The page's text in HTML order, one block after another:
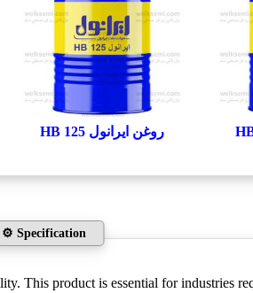
روغن ایرانول HB 125
⚙️ Specification
This product is essential for industries